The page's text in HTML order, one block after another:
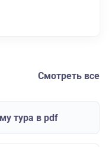
Смотреть все
тура в pdf